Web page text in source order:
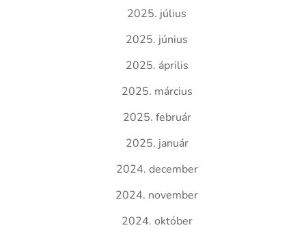
2025. július
2025. június
2025. április
2025. március
2025. február
2025. január
2024. december
2024. november
2024. október